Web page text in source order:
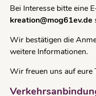
Bei Interesse bitte eine
kreation@mog61ev.de
Wir bestätigen die
weitere Informationen.
Wir freuen uns auf eure